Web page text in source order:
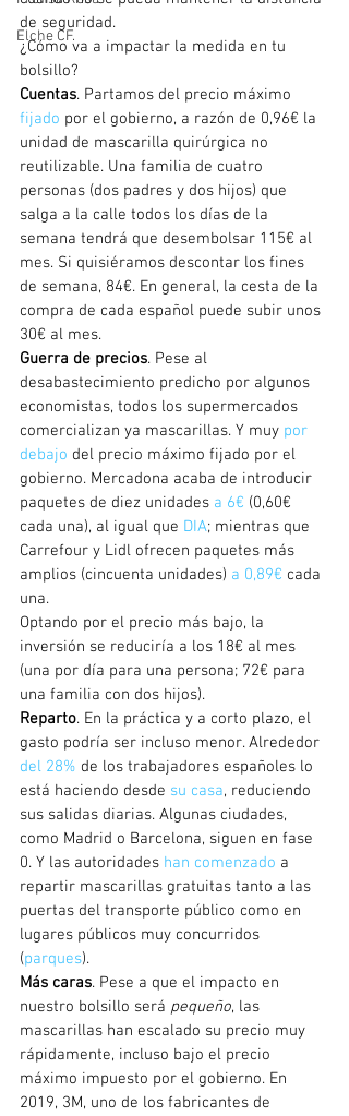
Elche CF.
de seguridad.
¿Cómo va a impactar la medida en tu
bolsillo?
Cuentas. Partamos del precio máximo
fijado por el gobierno, a razón de 0,96€ la
unidad de mascarilla quirúrgica no
reutilizable. Una familia de cuatro
personas (dos padres y dos hijos) que
salga a la calle todos los días de la
semana tendrá que desembolsar 115€ al
mes. Si quisiéramos descontar los fines
de semana, 84€. En general, la cesta de la
compra de cada español puede subir unos
30€ al mes.
Guerra de precios. Pese al
desabastecimiento predicho por algunos
economistas, todos los supermercados
comercializan ya mascarillas. Y muy por
debajo del precio máximo fijado por el
gobierno. Mercadona acaba de introducir
paquetes de diez unidades a 6€ (0,60€
cada una), al igual que DIA; mientras que
Carrefour y Lidl ofrecen paquetes más
amplios (cincuenta unidades) a 0,89€ cada
una.
Optando por el precio más bajo, la
inversión se reduciría a los 18€ al mes
(una por día para una persona; 72€ para
una familia con dos hijos).
Reparto. En la práctica y a corto plazo, el
gasto podría ser incluso menor. Alrededor
del 28% de los trabajadores españoles lo
está haciendo desde su casa, reduciendo
sus salidas diarias. Algunas ciudades,
como Madrid o Barcelona, siguen en fase
0. Y las autoridades han comenzado a
repartir mascarillas gratuitas tanto a las
puertas del transporte público como en
lugares públicos muy concurridos
(parques).
Más caras. Pese a que el impacto en
nuestro bolsillo será pequeño, las
mascarillas han escalado su precio muy
rápidamente, incluso bajo el precio
máximo impuesto por el gobierno. En
2019, 3M, uno de los fabricantes de